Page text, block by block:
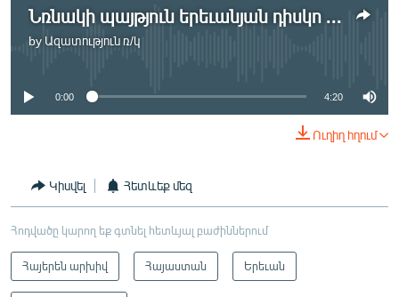
Նռնակի պայթյուն երեւանյան դիսկո ակումբում
by Ազատություն ռ/կ
No media source currently available
0:00 4:20
Ուղիղ հղում
Կիսվել Հետևեք մեզ
Հոդվածը կարող եք գտնել հետևյալ բաժիններում
Հայերեն արխիվ Հայաստան Երեւան